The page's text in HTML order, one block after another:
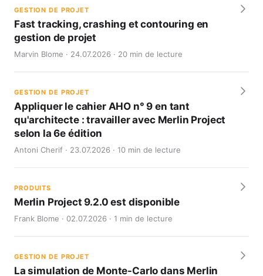
GESTION DE PROJET
Fast tracking, crashing et contouring en
gestion de projet
Marvin Blome · 24.07.2026 · 20 min de lecture
GESTION DE PROJET
Appliquer le cahier AHO n° 9 en tant
qu'architecte : travailler avec Merlin Project
selon la 6e édition
Antoni Cherif · 23.07.2026 · 10 min de lecture
PRODUITS
Merlin Project 9.2.0 est disponible
Frank Blome · 02.07.2026 · 1 min de lecture
GESTION DE PROJET
La simulation de Monte-Carlo dans Merlin